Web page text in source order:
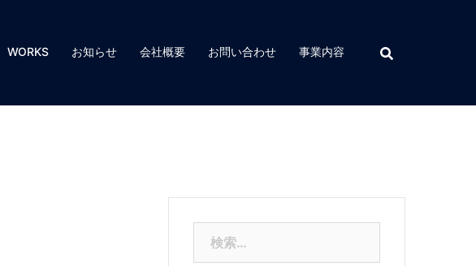
WORKS お知らせ 会社概要 お問い合わせ 事業内容